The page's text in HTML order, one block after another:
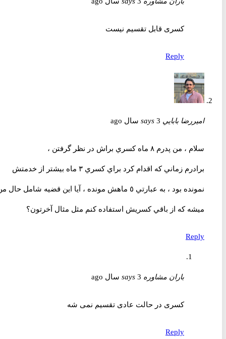
کسری قابل تقسیم نیست
Reply
اميررضا بابايي says 3 سال ago
سلام ، من پدرم ٨ ماه كسري براش در نظر گرفتن ،
برادرم زماني كه اقدام كرد براي كسري ٣ ماه بيشتر از خدمتش
نمونده بود ، به عبارتي ٥ ماهش مونده ، آيا اين قضيه شامل حال من
ميشه كه از باقي كسريش استفاده كنم مثل مثال آخرتون؟
Reply
باران مشاوره says 3 سال ago
کسری در حالت عادی تقسیم نمی شه
Reply